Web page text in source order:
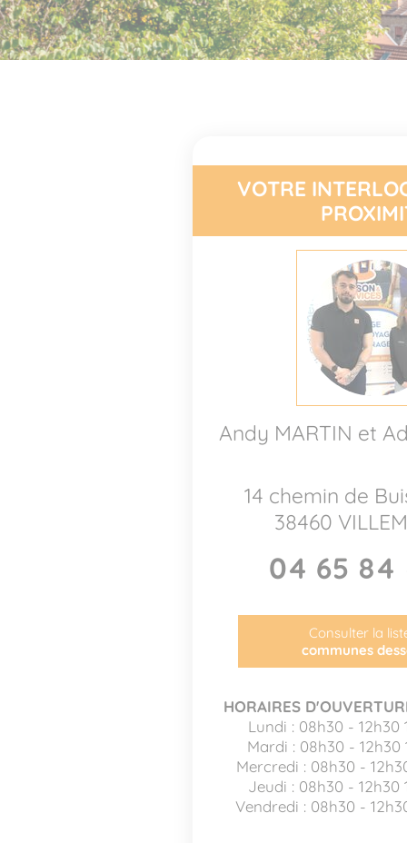
VOTRE
Andy MARTIN et
14 chemin de
38460
04 65 84
Consulter la
communes
HORAIRES
Lundi : 08h30 - 12h30
Mardi : 08h30 - 12h30
Mercredi : 08h30 -
Jeudi : 08h30 - 12h30
Vendredi : 08h30 -